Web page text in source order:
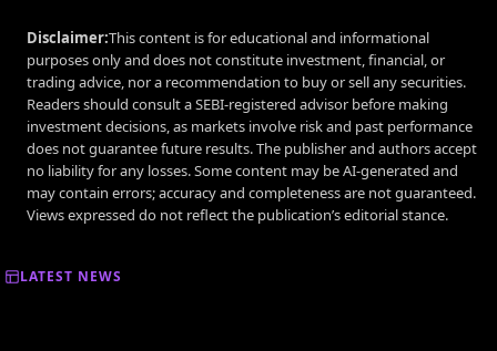
Disclaimer:This content is for educational and informational
purposes only and does not constitute investment, financial, or
trading advice, nor a recommendation to buy or sell any securities.
Readers should consult a SEBI-registered advisor before making
investment decisions, as markets involve risk and past performance
does not guarantee future results. The publisher and authors accept
no liability for any losses. Some content may be AI-generated and
may contain errors; accuracy and completeness are not guaranteed.
Views expressed do not reflect the publication’s editorial stance.
LATEST NEWS